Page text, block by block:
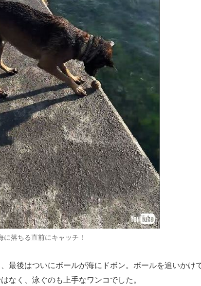
に落ちる直前にキャッチ！
最後はついにボールが海にドボン。ボールを追いか
なく、泳ぐのも上手なワンコでした。